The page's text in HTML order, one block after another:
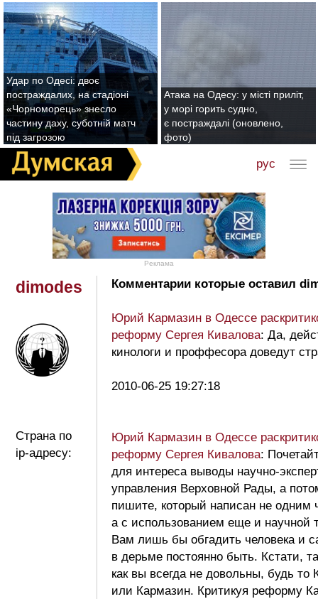
Удар по Одесі: двоє
постраждалих, на стадіоні
«Чорноморець» знесло
частину даху, суботній матч
під загрозою
Атака на Одесу: у місті приліт,
у морі горить судно,
є постраждалі (оновлено,
фото)
рус
Реклама
dimodes
Страна по
ip-адресу:
Комментарии которые оставил
Юрий Кармазин в Одессе
реформу Сергея Кивалова: Да,
кинологи и проффесора доведут
2010-06-25 19:27:18
Юрий Кармазин в Одессе
реформу Сергея Кивалова:
для интереса выводы научно-
управления Верховной Рады, а
пишите, который написан не одним
а с использованием еще и научной
Вам лишь бы обгадить человека и
в дерьме постоянно быть. Кстати,
как вы всегда не довольны, будь то
или Кармазин. Критикуя реформу